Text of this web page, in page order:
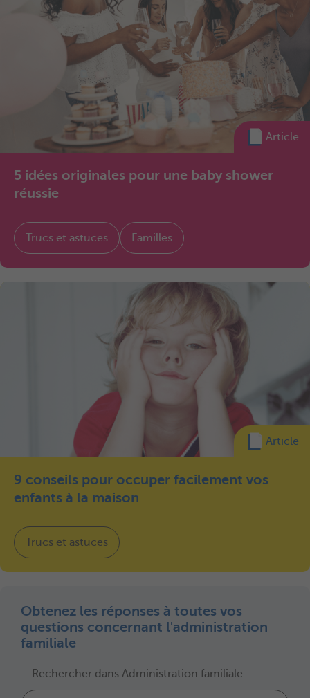
Article
5 idées originales pour une baby shower
réussie
Trucs et astuces Familles
Article
9 conseils pour occuper facilement vos
enfants à la maison
Trucs et astuces
Obtenez les réponses à toutes vos
questions concernant l'administration
familiale
Rechercher dans Administration familiale